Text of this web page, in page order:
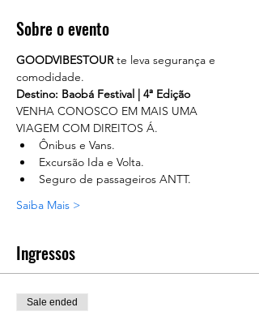
Sobre o evento
GOODVIBESTOUR te leva segurança e
comodidade.
Destino: Baobá Festival | 4ª Edição
VENHA CONOSCO EM MAIS UMA
VIAGEM COM DIREITOS Á.
Ônibus e Vans.
Excursão Ida e Volta.
Seguro de passageiros ANTT.
Saiba Mais >
Ingressos
Sale ended